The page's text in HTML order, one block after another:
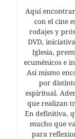
Aquí
con el cine
rodajes y
DVD,
Iglesia,
ecuménicos e
Así mismo
por
espiritual.
que realizan
En definitiva,
mucho que
para